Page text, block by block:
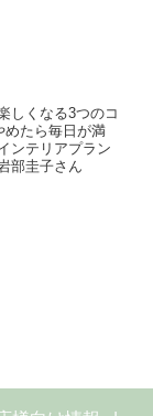
しくなる3つのコ
めたら毎日が満
ンテリアプラン
部圭子さん